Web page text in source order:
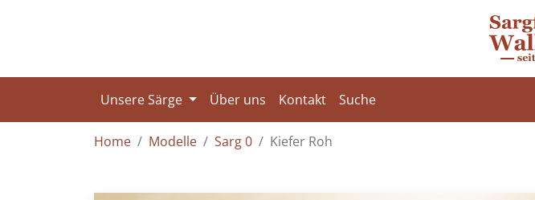
Unsere Särge Über uns Kontakt Suche
Home Modelle Sarg 0 Kiefer Roh